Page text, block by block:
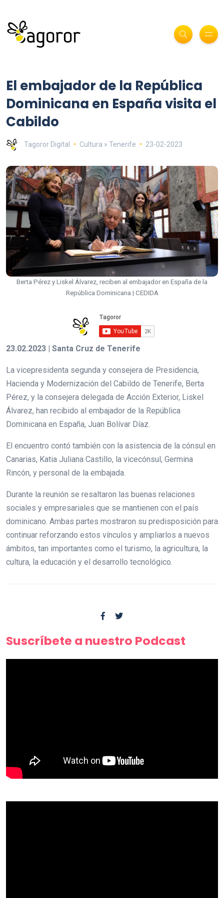
El embajador de la República
Dominicana en España visita el
Cabildo
Tagoror Digital Cultura » Tenerife 23-02-2023
Berta Pérez y Liskel Álvarez, reciben al embajador en España de la
República Dominicana | CEDIDA
23.02.2023 | Santa Cruz de Tenerife
La vicepresidenta segunda y consejera de Presidencia,
Hacienda y Modernización del Cabildo de Tenerife, Berta
Pérez, y la consejera delegada de Acción Exterior, Liskel
Álvarez, han recibido al embajador de la República
Dominicana en España, Juan Bolívar Díaz.
El encuentro contó también con la asistencia de la cónsul en
Canarias, Katia Juliana Castillo, la vicecónsul, Germina
Rincón, y personal de la embajada.
Durante la reunión se resaltaron las buenas relaciones
sociales y empresariales que se mantienen con el país
dominicano. Ambas partes mostraron su predisposición para
continuar reforzando estos vínculos y ampliarlos a nuevos
ámbitos, tan importantes como el turismo, la agricultura, la
cultura, la educación y el desarrollo tecnológico.
Suscríbete a nuestro Podcast